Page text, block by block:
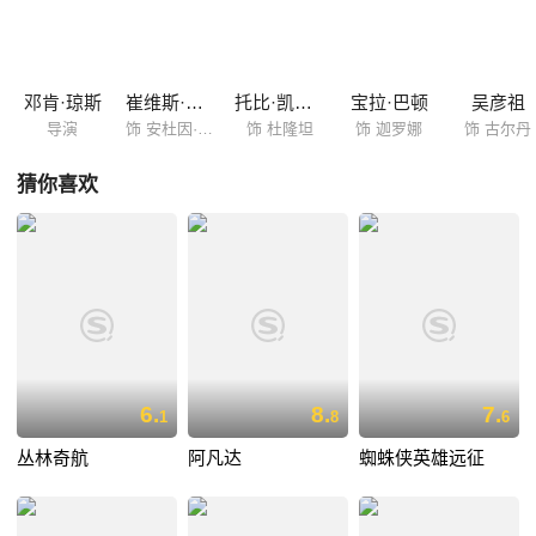
邓肯·琼斯
导演
崔维斯·费米尔 托比·凯贝尔
饰 杜隆坦
宝拉·巴顿
饰 迦罗娜
吴彦祖
饰 古尔丹
猜你喜欢
6.1
丛林奇航
8.8
阿凡达
7.6
蜘蛛侠英雄远征